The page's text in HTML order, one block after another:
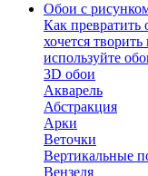
Обои с
Как превратить
хочется
используйте
3D обои
Акварель
Абстракция
Арки
Веточки
Вертикальные
Вензеля